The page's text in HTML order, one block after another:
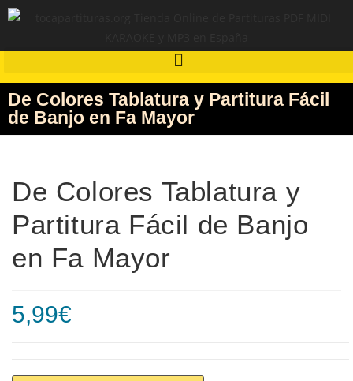
De Colores Tablatura y Partitura Fácil
de Banjo en Fa Mayor
De Colores Tablatura y
Partitura Fácil de Banjo
en Fa Mayor
5,99€